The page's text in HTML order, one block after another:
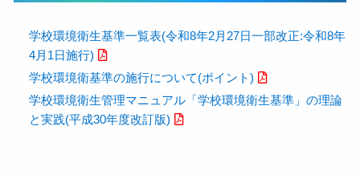
学校環境衛生基準一覧表(令和8年2月27日一部改正:令和8年
4月1日施行)
学校環境衛基準の施行について(ポイント)
学校環境衛生管理マニュアル「学校環境衛生基準」の理論
と実践(平成30年度改訂版)